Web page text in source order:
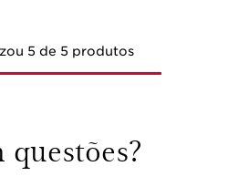
5 de 5 produtos
questões?